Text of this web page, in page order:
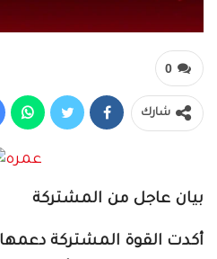
0
شارك
بيان عاجل من المشتركة
أكدت القوة المشتركة دعمها